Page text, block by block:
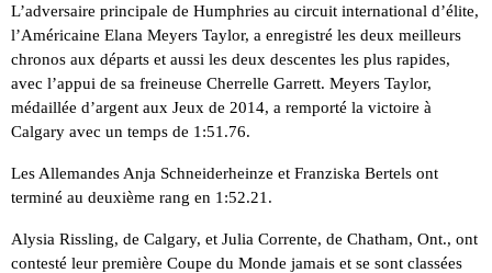
L’adversaire principale de Humphries au circuit international d’élite,
l’Américaine Elana Meyers Taylor, a enregistré les deux meilleurs
chronos aux départs et aussi les deux descentes les plus rapides,
avec l’appui de sa freineuse Cherrelle Garrett. Meyers Taylor,
médaillée d’argent aux Jeux de 2014, a remporté la victoire à
Calgary avec un temps de 1:51.76.
Les Allemandes Anja Schneiderheinze et Franziska Bertels ont
terminé au deuxième rang en 1:52.21.
Alysia Rissling, de Calgary, et Julia Corrente, de Chatham, Ont., ont
contesté leur première Coupe du Monde jamais et se sont classées